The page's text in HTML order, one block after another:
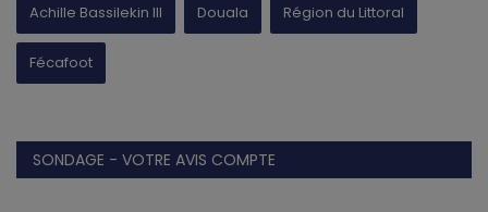
Achille Bassilekin III Douala Région du Littoral
Fécafoot
SONDAGE - VOTRE AVIS COMPTE